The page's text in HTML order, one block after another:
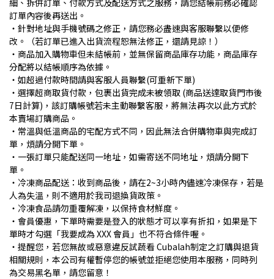
細、拆併訂單、付款方式及配送方式之服務，請您結帳前務必確認
訂單內容後再送出。
・針對地址與手機號碼之修正，請您務必盡速與客服聯繫以便修
改。（若訂單已進入出貨流程恕無法修正，還請見諒！）
・商品加入購物車但未結帳前，並無保留商品庫存功能，商品庫存
分配將以結帳順序為依據。
・如超過付款時間請與客服人員聯繫(可重新下單)
・選擇超商取貨付款，包裹出貨完成未被領取 (商品送達取貨門市後
7日計算)，該訂購帳號若未主動聯繫客服，將無法再次以此方式於
本賣場訂購商品。
・常溫與低溫商品的宅配方式不同，因此無法合併購物車與完成訂
單，煩請分開下單。
・一張訂單只能配送同一地址，如需寄送不同地址，煩請分開下
單。
・冷凍商品配送：收到商品後，請在2~3小時內儘速冷凍保存，若是
人為失溫，則不適用於我司退換貨政策。
・冷凍食品請勿重覆解凍，以保持食材鮮度。
・會員優惠，下單時需要是登入的狀態才可以享有折扣，如果是下
單時才勾選「我要成為 XXX 會員」也不符合條件喔。
・提醒您，若您無故或惡意違反試蔬看 Cubalah制定之訂購與退貨
相關規則，本公司有權暫停您的帳號並拒絕您使用本服務，同時列
為交易黑名單，請您留意！